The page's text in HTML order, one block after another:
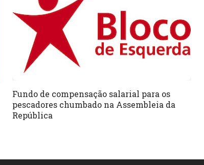
Fundo de compensação salarial para os
pescadores chumbado na Assembleia da
República